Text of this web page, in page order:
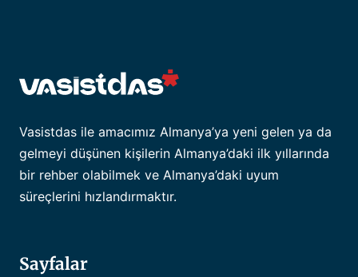
Vasistdas ile amacımız Almanya’ya yeni gelen ya da
gelmeyi düşünen kişilerin Almanya’daki ilk yıllarında
bir rehber olabilmek ve Almanya’daki uyum
süreçlerini hızlandırmaktır.
Sayfalar